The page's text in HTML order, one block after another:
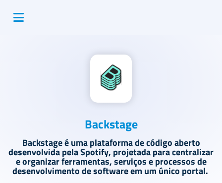
Backstage
Backstage é uma plataforma de código aberto
desenvolvida pela Spotify, projetada para centralizar
e organizar ferramentas, serviços e processos de
desenvolvimento de software em um único portal.